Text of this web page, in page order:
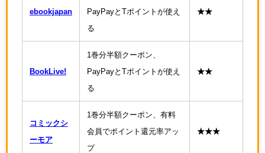
ebookjapan PayPayとTポイントが使え
る
★★
BookLive!
1巻分半額クーポン、
PayPayとTポイントが使え
る
★★
コミックシ
ーモア
1巻分半額クーポン、有料
会員でポイント還元率アッ
プ
★★★